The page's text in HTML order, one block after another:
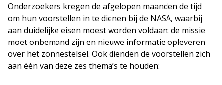
Onderzoekers kregen de afgelopen maanden de tijd
om hun voorstellen in te dienen bij de NASA, waarbij
aan duidelijke eisen moest worden voldaan: de missie
moet onbemand zijn en nieuwe informatie opleveren
over het zonnestelsel. Ook dienden de voorstellen zich
aan één van deze zes thema’s te houden: